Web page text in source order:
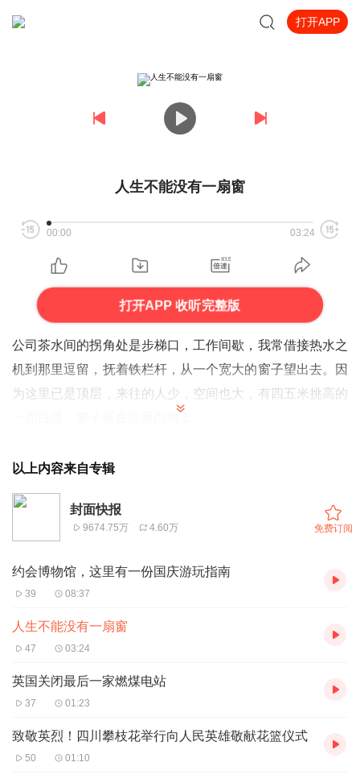
打开APP
人生不能没有一扇窗
00:00 03:24
打开APP 收听完整版
公司茶水间的拐角处是步梯口，工作间歇，我常借接热水之
机到那里逗留，抚着铁栏杆，从一个宽大的窗子望出去。因
为这里已是顶层，来往的人少，空间也大，有四五米挑高的
长的白云浮在蔚蓝的天空上，云的边际被阳光晕开一圈金
边。蓝天之下是柳绿、葱绿、松绿渐次排开的树林。与树林
共舞的是几幢灰色老建筑，高高低低，青色的飞檐诉说着旧
时光。
这画不是一成不变的。窗外有时风、有时霜、有时雪、有时
雨，风景画随四季阴晴变化演绎着大自然的多变与瑰丽。不
一声撞在玻璃上，停留片刻后，又由近及远地退出画去。
杯热水，抿着嘴慢慢喝，更平添一种任窗外花开花落、云卷
云舒，我自悠然的惬意。在一扇窗前，一面墙下，我找到了
可隐逸、可神游的“桃源”。
窗外是大千世界，窗内是芸芸众生。惟有窗内和窗外连接的
以上内容来自专辑
封面快报
9674.75万 4.60万 免费订阅
约会博物馆，这里有一份国庆游玩指南
39 08:37
人生不能没有一扇窗
47 03:24
英国关闭最后一家燃煤电站
37 01:23
致敬英烈！四川攀枝花举行向人民英雄敬献花篮仪式
50 01:10